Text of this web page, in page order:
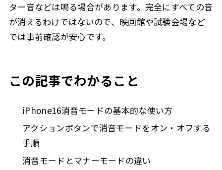
ター音などは鳴る場合があります。完全にすべての音
が消えるわけではないので、映画館や試験会場など
では事前確認が安心です。
この記事でわかること
iPhone16消音モードの基本的な使い方
アクションボタンで消音モードをオン・オフする
手順
消音モードとマナーモードの違い
4.10 iPhone16消音モードに関するよくある質問
4.10.1
Q. 消音モードとマナーモードの違いは何です
か？
4.10.3
Q. iPhone16に消音スイッチはありますか？
4.10.7
Q. アラームは消音モードでも鳴りますか？